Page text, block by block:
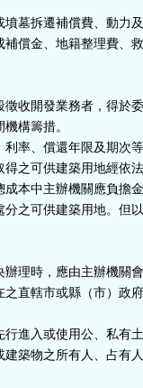
墓拆遷補償費、動力
償金、地籍整理費、
收開發業務者，得於
構籌措。
率、償還年限及期次
之可供建築用地經依
本中主辦機關應負擔
之可供建築用地。但
理時，應由主辦機關
直轄市或縣（市）政
進入或使用公、私有
築物之所有人、占有